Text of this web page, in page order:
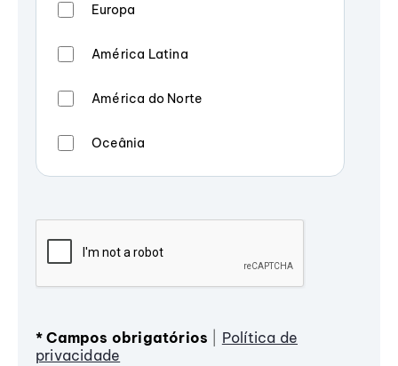
Europa
América Latina
América do Norte
Oceânia
* Campos obrigatórios
Política de
privacidade